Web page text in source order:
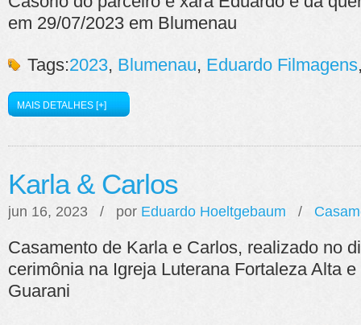
em 29/07/2023 em Blumenau
Tags:2023, Blumenau, Eduardo Filmagens
MAIS DETALHES [+]
Karla & Carlos
jun 16, 2023 / por Eduardo Hoeltgebaum /
Casamento de Karla e Carlos, realizado no
cerimônia na Igreja Luterana Fortaleza Alta
Guarani